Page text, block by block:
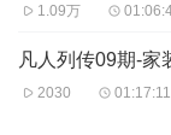
1.09万
凡人列传09期-家
2030 01:17:11